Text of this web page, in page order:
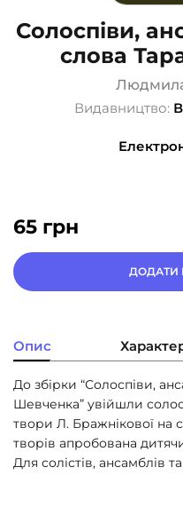
Солоспіви,
слова
Видавництво:
65 грн
ДОДАТИ
Опис
До збірки “Солоспіви,
Шевченка” увійшли
твори Л. Бражнікової на
творів апробована
Для солістів, ансамблів